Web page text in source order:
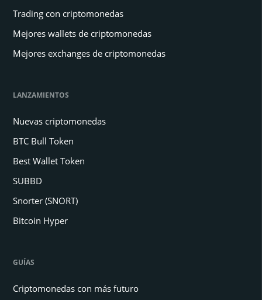
Trading con criptomonedas
Mejores wallets de criptomonedas
Mejores exchanges de criptomonedas
LANZAMIENTOS
Nuevas criptomonedas
BTC Bull Token
Best Wallet Token
SUBBD
Snorter (SNORT)
Bitcoin Hyper
GUÍAS
Criptomonedas con más futuro